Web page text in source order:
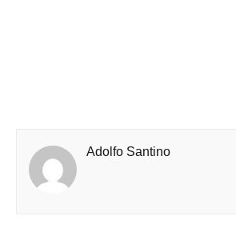
Adolfo Santino